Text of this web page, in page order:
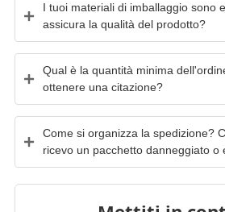
assicura la qualità del prodotto?
Qual è la quantità minima
ottenere una citazione?
Come si organizza la spedizione?
ricevo un pacchetto danneggiato o